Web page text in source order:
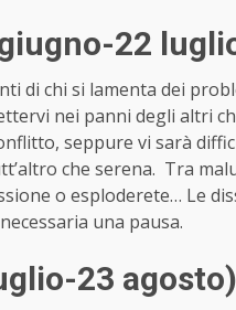
22
di chi si lamenta dei
nei panni degli altri
seppure vi sarà
che serena. Tra
o esploderete… Le
una pausa.
23 agosto)